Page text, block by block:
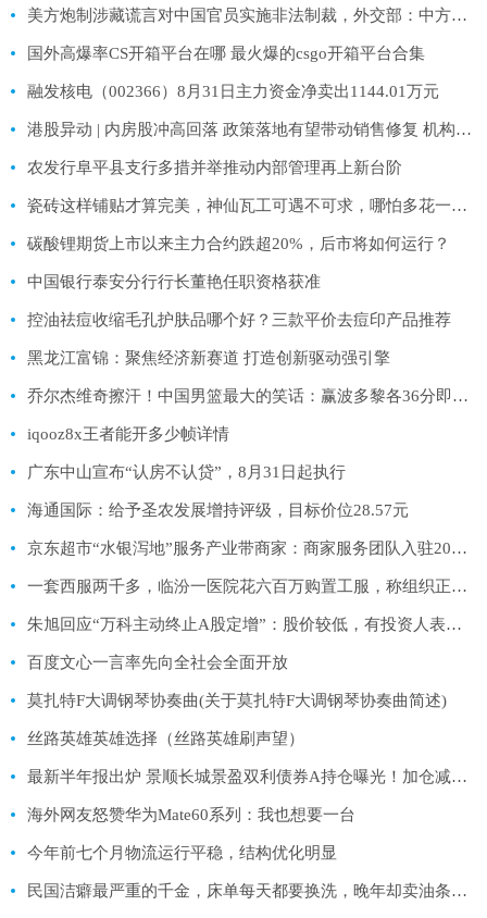
美方炮制涉藏谎言对中国官员实施非法制裁，外交部：中方将对等反制
国外高爆率CS开箱平台在哪 最火爆的csgo开箱平台合集
融发核电（002366）8月31日主力资金净卖出1144.01万元
港股异动 | 内房股冲高回落 政策落地有望带动销售修复 机构称持续性仍需观察后续政策力度
农发行阜平县支行多措并举推动内部管理再上新台阶
瓷砖这样铺贴才算完美，神仙瓦工可遇不可求，哪怕多花一千也值得
碳酸锂期货上市以来主力合约跌超20%，后市将如何运行？
中国银行泰安分行行长董艳任职资格获准
控油祛痘收缩毛孔护肤品哪个好？三款平价去痘印产品推荐
黑龙江富锦：聚焦经济新赛道 打造创新驱动强引擎
乔尔杰维奇擦汗！中国男篮最大的笑话：赢波多黎各36分即可出线
iqooz8x王者能开多少帧详情
广东中山宣布“认房不认贷”，8月31日起执行
海通国际：给予圣农发展增持评级，目标价位28.57元
京东超市“水银泻地”服务产业带商家：商家服务团队入驻20个城市 1对1服务商家
一套西服两千多，临汾一医院花六百万购置工服，称组织正安排应对
朱旭回应“万科主动终止A股定增”：股价较低，有投资人表示担忧
百度文心一言率先向全社会全面开放
莫扎特F大调钢琴协奏曲(关于莫扎特F大调钢琴协奏曲简述)
丝路英雄英雄选择（丝路英雄刷声望）
最新半年报出炉 景顺长城景盈双利债券A持仓曝光！加仓减仓这些股…
海外网友怒赞华为Mate60系列：我也想要一台
今年前七个月物流运行平稳，结构优化明显
民国洁癖最严重的千金，床单每天都要换洗，晚年却卖油条维持生活